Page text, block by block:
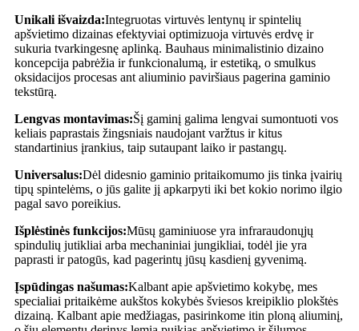
Unikali išvaizda:Integruotas virtuvės lentynų ir spintelių
apšvietimo dizainas efektyviai optimizuoja virtuvės erdvę ir
sukuria tvarkingesnę aplinką. Bauhaus minimalistinio dizaino
koncepcija pabrėžia ir funkcionalumą, ir estetiką, o smulkus
oksidacijos procesas ant aliuminio paviršiaus pagerina gaminio
tekstūrą.
Lengvas montavimas:Šį gaminį galima lengvai sumontuoti vos
keliais paprastais žingsniais naudojant varžtus ir kitus
standartinius įrankius, taip sutaupant laiko ir pastangų.
Universalus:Dėl didesnio gaminio pritaikomumo jis tinka įvairių
tipų spintelėms, o jūs galite jį apkarpyti iki bet kokio norimo ilgio
pagal savo poreikius.
Išplėstinės funkcijos:Mūsų gaminiuose yra infraraudonųjų
spindulių jutikliai arba mechaniniai jungikliai, todėl jie yra
paprasti ir patogūs, kad pagerintų jūsų kasdienį gyvenimą.
Įspūdingas našumas:Kalbant apie apšvietimo kokybę, mes
specialiai pritaikėme aukštos kokybės šviesos kreipiklio plokštės
dizainą. Kalbant apie medžiagas, pasirinkome itin ploną aliuminį,